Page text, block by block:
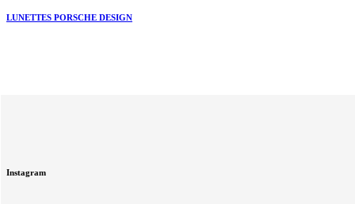
LUNETTES PORSCHE DESIGN
Instagram